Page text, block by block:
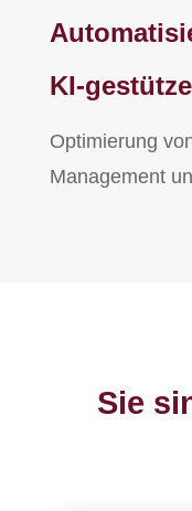
KI-
Optimierung
Management
Sie